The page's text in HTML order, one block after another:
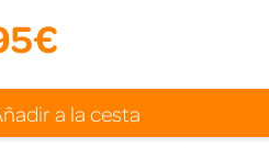
a la cesta